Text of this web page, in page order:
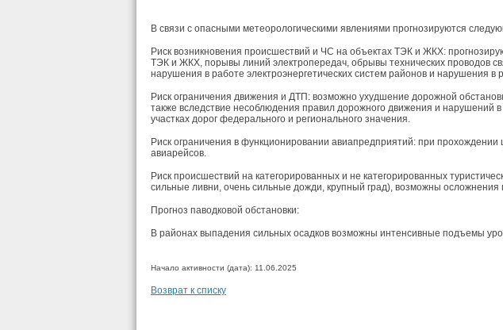
В связи с опасными метеорологическими явлениями прогнозируются
Риск возникновения происшествий и ЧС на объектах ТЭК и ЖКХ:
ТЭК и ЖКХ, порывы линий электропередач, обрывы технических проводов
нарушения в работе электроэнергетических систем районов и нарушения в
Риск ограничения движения и ДТП: возможно ухудшение дорожной
также вследствие несоблюдения правил дорожного движения и нарушений
участках дорог федерального и регионального значения.
Риск ограничения в функционировании авиапредприятий: при
авиарейсов.
Риск происшествий на категорированных и не категорированных
сильные ливни, очень сильные дожди, крупный град), возможны осложнения
Прогноз паводковой обстановки:
В районах выпадения сильных осадков возможны интенсивные подъемы
Начало активности (дата): 11.06.2025
Возврат к списку